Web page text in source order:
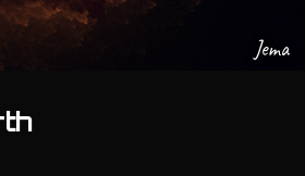
Jema